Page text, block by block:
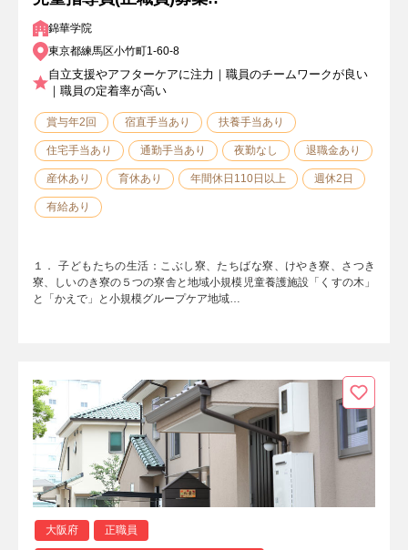
錦華学院
東京都練馬区小竹町1-60-8
自立支援やアフターケアに注力｜職員のチームワークが良い
｜職員の定着率が高い
賞与年2回 宿直手当あり 扶養手当あり
住宅手当あり 通勤手当あり 夜勤なし 退職金あり
産休あり 育休あり 年間休日110日以上 週休2日
有給あり
１． 子どもたちの生活：こぶし寮、たちばな寮、けやき寮、さつき
寮、しいのき寮の５つの寮舎と地域小規模児童養護施設「くすの木」
と「かえで」と小規模グループケア地域…
大阪府 正職員